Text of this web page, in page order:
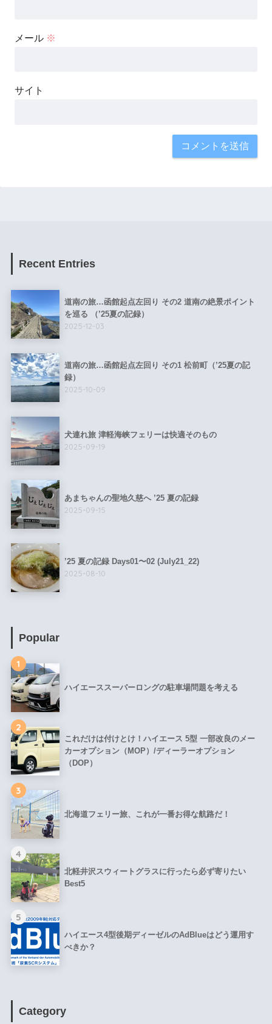
メール ※
サイト
Recent Entries
道南の旅…函館起点左回り その2 道南の絶景ポイント
を巡る （’25夏の記録）
2025-12-03
道南の旅…函館起点左回り その1 松前町（’25夏の記
録）
2025-10-09
犬連れ旅 津軽海峡フェリーは快適そのもの
2025-09-19
あまちゃんの聖地久慈へ ’25 夏の記録
2025-09-15
’25 夏の記録 Days01〜02 (July21_22)
2025-08-10
Popular
1
ハイエーススーパーロングの駐車場問題を考える
2
これだけは付けとけ！ハイエース 5型 一部改良のメー
カーオプション（MOP）/ディーラーオプション
（DOP）
3
北海道フェリー旅、これが一番お得な航路だ！
4
北軽井沢スウィートグラスに行ったら必ず寄りたい
Best5
5
ハイエース4型後期ディーゼルのAdBlueはどう運用す
べきか？
Category